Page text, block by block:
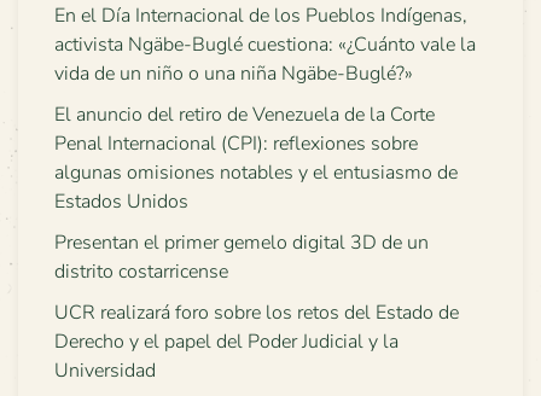
En el Día Internacional de los Pueblos Indígenas,
activista Ngäbe-Buglé cuestiona: «¿Cuánto vale la
vida de un niño o una niña Ngäbe-Buglé?»
El anuncio del retiro de Venezuela de la Corte
Penal Internacional (CPI): reflexiones sobre
algunas omisiones notables y el entusiasmo de
Estados Unidos
Presentan el primer gemelo digital 3D de un
distrito costarricense
UCR realizará foro sobre los retos del Estado de
Derecho y el papel del Poder Judicial y la
Universidad